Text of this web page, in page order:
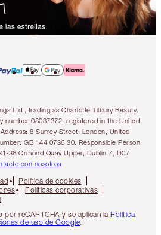
Ltd., trading as Charlotte Tilbury Beauty.
number 08037372, registered in the United
8 Surrey Street, London, United
GB 144 0736 30. Responsible Person
36 Ormond Quay Upper, Dublin 7, D07
con nosotros
Política de cookies
Políticas corporativas
reCAPTCHA y se aplican la Política
de uso de Google.